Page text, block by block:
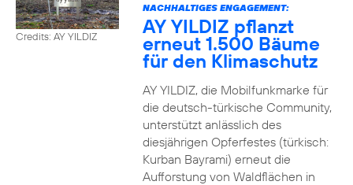
Credits: AY YILDIZ
NACHHALTIGES ENGAGEMENT:
AY YILDIZ pflanzt
erneut 1.500 Bäume
für den Klimaschutz
AY YILDIZ, die Mobilfunkmarke für
die deutsch-türkische Community,
unterstützt anlässlich des
diesjährigen Opferfestes (türkisch:
Kurban Bayrami) erneut die
Aufforstung von Waldflächen in